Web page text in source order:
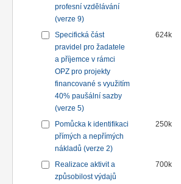
profesní vzdělávání
(verze 9)
Specifická část
pravidel pro žadatele
a příjemce v rámci
OPZ pro projekty
financované s využitím
40% paušální sazby
(verze 5)
624k
Pomůcka k identifikaci
přímých a nepřímých
nákladů (verze 2)
250k
Realizace aktivit a
způsobilost výdajů
700k